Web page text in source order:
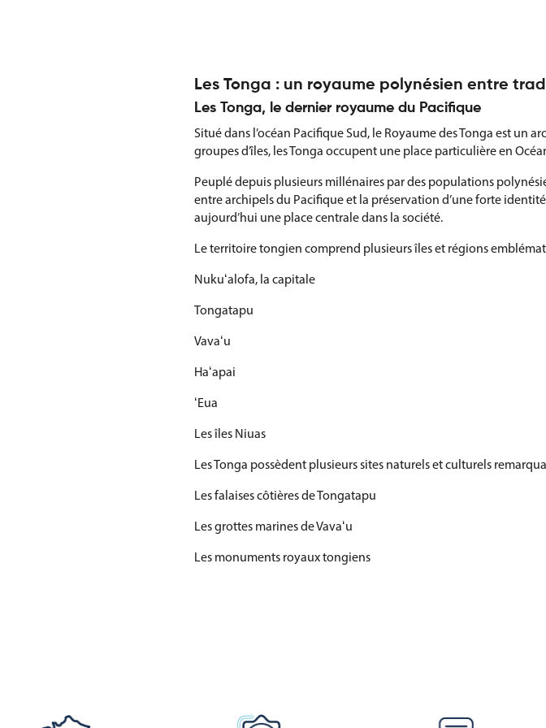
Les Tonga : un royaume polynésien entre
Les Tonga, le dernier royaume du Pacifique
Situé dans l’océan Pacifique Sud, le Royaume des Tonga est un
groupes d’îles, les Tonga occupent une place particulière en
Peuplé depuis plusieurs millénaires par des populations
entre archipels du Pacifique et la préservation d’une forte
aujourd’hui une place centrale dans la société.
Le territoire tongien comprend plusieurs îles et régions
Nukuʻalofa, la capitale
Tongatapu
Vavaʻu
Haʻapai
ʻEua
Les îles Niuas
Les Tonga possèdent plusieurs sites naturels et culturels
Les falaises côtières de Tongatapu
Les grottes marines de Vavaʻu
Les monuments royaux tongiens
Les lagons du Pacifique